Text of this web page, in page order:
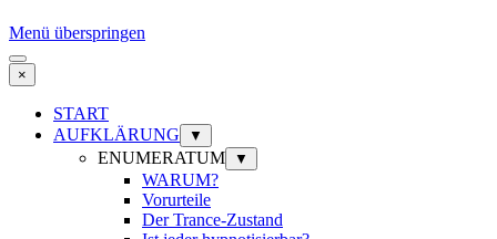
Menü überspringen
×
START
AUFKLÄRUNG
▼
ENUMERATUM ▼
WARUM?
Vorurteile
Der Trance-Zustand